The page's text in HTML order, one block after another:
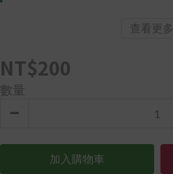
查看更多
NT$200
數量
加入購物車